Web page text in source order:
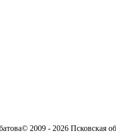
© 2009 - 2026 Псковская